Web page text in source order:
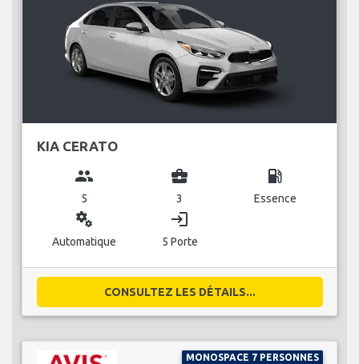
KIA CERATO
group
5
business_center
3
local_gas_station
Essence
miscellaneous_services
Automatique
login
5 Porte
CONSULTEZ LES DÉTAILS...
MONOSPACE 7 PERSONNES